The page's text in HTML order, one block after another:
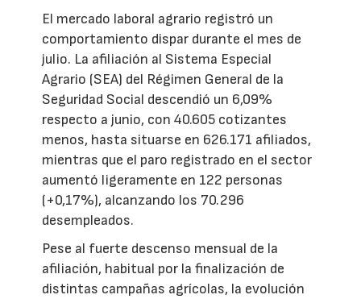
El mercado laboral agrario registró un
comportamiento dispar durante el mes de
julio. La afiliación al Sistema Especial
Agrario (SEA) del Régimen General de la
Seguridad Social descendió un 6,09%
respecto a junio, con 40.605 cotizantes
menos, hasta situarse en 626.171 afiliados,
mientras que el paro registrado en el sector
aumentó ligeramente en 122 personas
(+0,17%), alcanzando los 70.296
desempleados.
Pese al fuerte descenso mensual de la
afiliación, habitual por la finalización de
distintas campañas agrícolas, la evolución